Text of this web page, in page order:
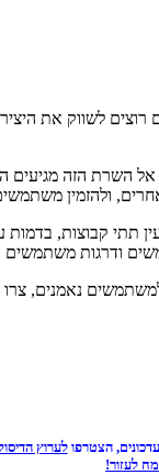
תתי קבוצות,
לערוץ
לעזור!